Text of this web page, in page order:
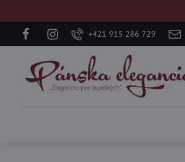
+421 915 286 729